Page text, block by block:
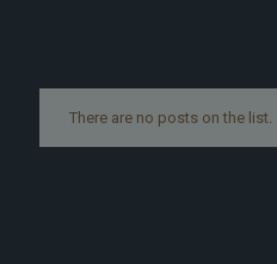
There are no posts on the list.